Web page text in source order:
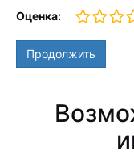
Оценка:
Продолжить